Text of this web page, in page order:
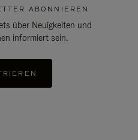
ABONNIEREN
über Neuigkeiten und
informiert sein.